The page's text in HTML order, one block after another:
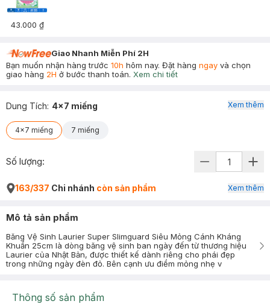
43.000 ₫
Giao Nhanh Miễn Phí 2H
Bạn muốn nhận hàng trước 10h hôm nay. Đặt hàng ngay và chọn
giao hàng 2H ở bước thanh toán. Xem chi tiết
Dung Tích: 4x7 miếng
4x7 miếng 7 miếng
Xem thêm
Số lượng:
163/337 Chi nhánh còn sản phẩm Xem thêm
Mô tả sản phẩm
Băng Vệ Sinh Laurier Super Slimguard Siêu Mỏng Cánh Kháng
Khuẩn 25cm là dòng băng vệ sinh ban ngày đến từ thương hiệu
Laurier của Nhật Bản, được thiết kế dành riêng cho phái đẹp
trong những ngày đèn đỏ. Bên cạnh ưu điểm mỏng nhẹ v
Thông số sản phẩm